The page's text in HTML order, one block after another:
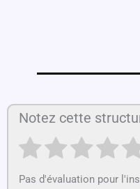
Notez cette
Pas d'évaluation pour